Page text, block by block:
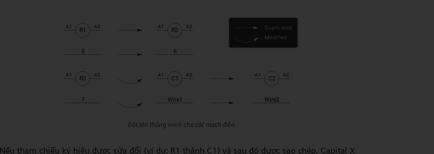
Đặt tên thông minh cho các mạch điện
Nếu tham chiếu ký hiệu được sửa đổi (ví dụ: R1 thành C1) và sau đó được sao chép, Capital X